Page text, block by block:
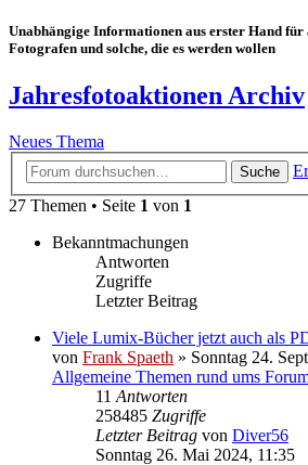
Unabhängige Informationen aus erster Hand
Fotografen und solche, die es werden wollen
Jahresfotoaktionen Archiv
Neues Thema
Suche
27 Themen • Seite 1 von 1
Bekanntmachungen
Antworten
Zugriffe
Letzter Beitrag
Viele Lumix-Bücher jetzt auch als
von Frank Spaeth » Sonntag 24.
Allgemeine Themen rund ums
11 Antworten
258485 Zugriffe
Letzter Beitrag von Diver56
Sonntag 26. Mai 2024, 11:35